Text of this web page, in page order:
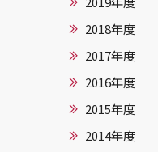
2018年度
2017年度
2016年度
2015年度
2014年度